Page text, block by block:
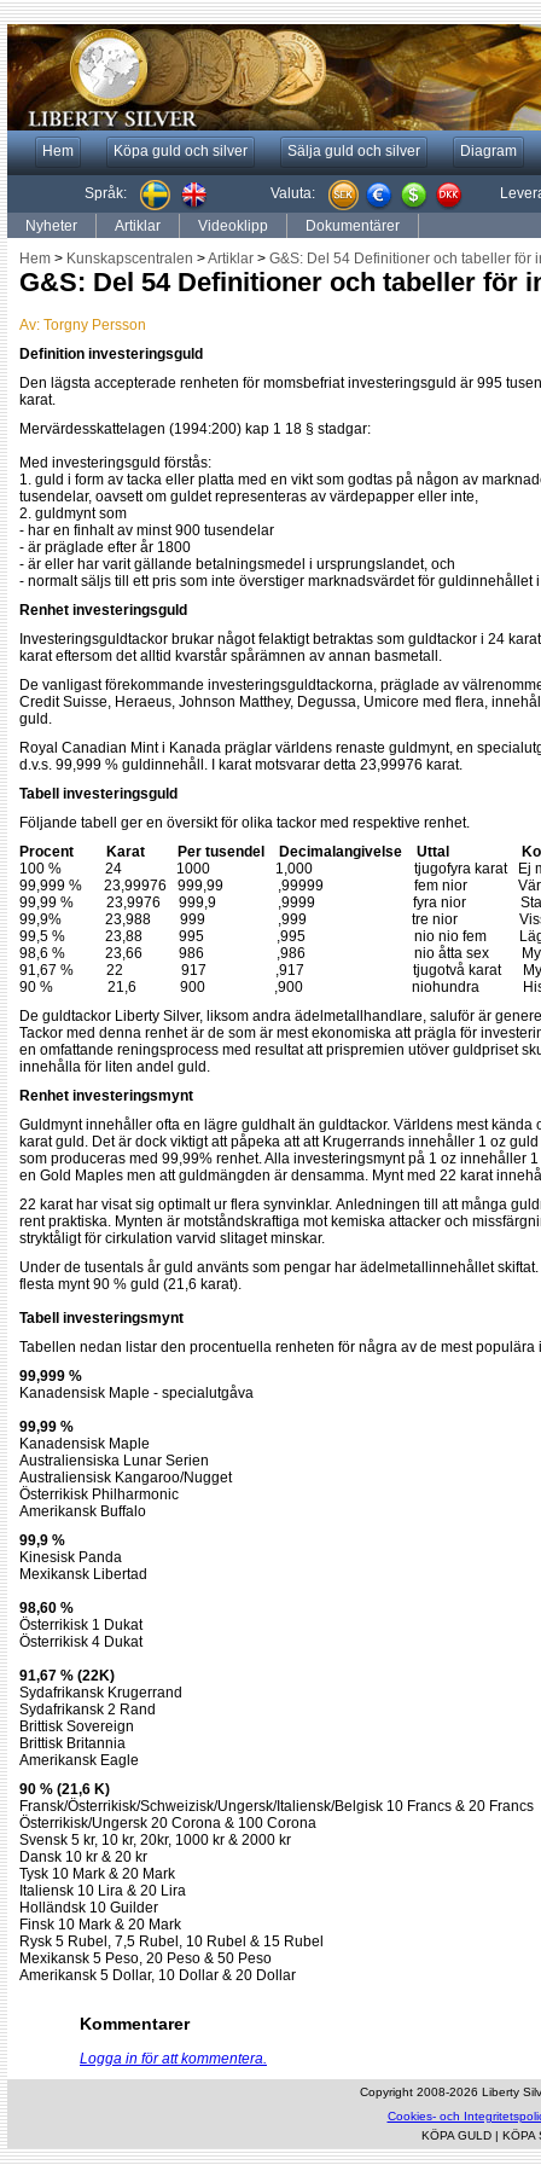
Hem Köpa guld och silver Sälja guld och silver Diagram
Språk: Valuta:
Nyheter
Artiklar Videoklipp
Dokumentärer
Hem > Kunskapscentralen >Artiklar > G&S: Del 54 Definitioner och tabeller för
G&S: Del 54 Definitioner och tabeller för
Av: Torgny Persson
Definition investeringsguld
Den lägsta accepterade renheten för momsbefriat investeringsguld är 995
karat.
Mervärdesskattelagen (1994:200) kap 1 18 § stadgar:
Med investeringsguld förstås:
1. guld i form av tacka eller platta med en vikt som godtas på någon av
tusendelar, oavsett om guldet representeras av värdepapper eller inte,
2. guldmynt som
- har en finhalt av minst 900 tusendelar
- är präglade efter år 1800
- är eller har varit gällande betalningsmedel i ursprungslandet, och
- normalt säljs till ett pris som inte överstiger marknadsvärdet för guldinnehållet
Renhet investeringsguld
Investeringsguldtackor brukar något felaktigt betraktas som guldtackor i 24
karat eftersom det alltid kvarstår spårämnen av annan basmetall.
De vanligast förekommande investeringsguldtackorna, präglade av
Credit Suisse, Heraeus, Johnson Matthey, Degussa, Umicore med flera,
guld.
Royal Canadian Mint i Kanada präglar världens renaste guldmynt, en
d.v.s. 99,999 % guldinnehåll. I karat motsvarar detta 23,99976 karat.
Tabell investeringsguld
Följande tabell ger en översikt för olika tackor med respektive renhet.
Procent Karat Per tusendel Decimalangivelse Uttal
100 % 24 1000 1,000 tjugofyra karat Ej möjligt
99,999 % 23,99976 999,99 ,99999 fem nior Världens
99,99 % 23,9976 999,9 ,9999 fyra nior Standard
99,9% 23,988 999 ,999 tre nior Vissa
99,5 % 23,88 995 ,995 nio nio fem Lägsta renhet
98,6 % 23,66 986 ,986 nio åtta sex Mynt ex. 4
91,67 % 22 917 ,917 tjugotvå karat Mynt ex.
90 % 21,6 900 ,900 niohundra Historiska
De guldtackor Liberty Silver, liksom andra ädelmetallhandlare, saluför är
Tackor med denna renhet är de som är mest ekonomiska att prägla för
en omfattande reningsprocess med resultat att prispremien utöver guldpriset
innehålla för liten andel guld.
Renhet investeringsmynt
Guldmynt innehåller ofta en lägre guldhalt än guldtackor. Världens mest
karat guld. Det är dock viktigt att påpeka att att Krugerrands innehåller 1 oz
som produceras med 99,99% renhet. Alla investeringsmynt på 1 oz innehåller
en Gold Maples men att guldmängden är densamma. Mynt med 22 karat
22 karat har visat sig optimalt ur flera synvinklar. Anledningen till att många
rent praktiska. Mynten är motståndskraftiga mot kemiska attacker och
stryktåligt för cirkulation varvid slitaget minskar.
Under de tusentals år guld använts som pengar har ädelmetallinnehållet
flesta mynt 90 % guld (21,6 karat).
Tabell investeringsmynt
Tabellen nedan listar den procentuella renheten för några av de mest populära
99,999 %
Kanadensisk Maple - specialutgåva
99,99 %
Kanadensisk Maple
Australiensiska Lunar Serien
Australiensisk Kangaroo/Nugget
Österrikisk Philharmonic
Amerikansk Buffalo
99,9 %
Kinesisk Panda
Mexikansk Libertad
98,60 %
Österrikisk 1 Dukat
Österrikisk 4 Dukat
91,67 % (22K)
Sydafrikansk Krugerrand
Sydafrikansk 2 Rand
Brittisk Sovereign
Brittisk Britannia
Amerikansk Eagle
90 % (21,6 K)
Fransk/Österrikisk/Schweizisk/Ungersk/Italiensk/Belgisk 10 Francs & 20 Francs
Österrikisk/Ungersk 20 Corona & 100 Corona
Svensk 5 kr, 10 kr, 20kr, 1000 kr & 2000 kr
Dansk 10 kr & 20 kr
Tysk 10 Mark & 20 Mark
Italiensk 10 Lira & 20 Lira
Holländsk 10 Guilder
Finsk 10 Mark & 20 Mark
Rysk 5 Rubel, 7,5 Rubel, 10 Rubel & 15 Rubel
Mexikansk 5 Peso, 20 Peso & 50 Peso
Amerikansk 5 Dollar, 10 Dollar & 20 Dollar
Kommentarer
Logga in för att kommentera.
Copyright 2008-2026 Liberty
Cookies- och
KÖPA GULD| KÖPA